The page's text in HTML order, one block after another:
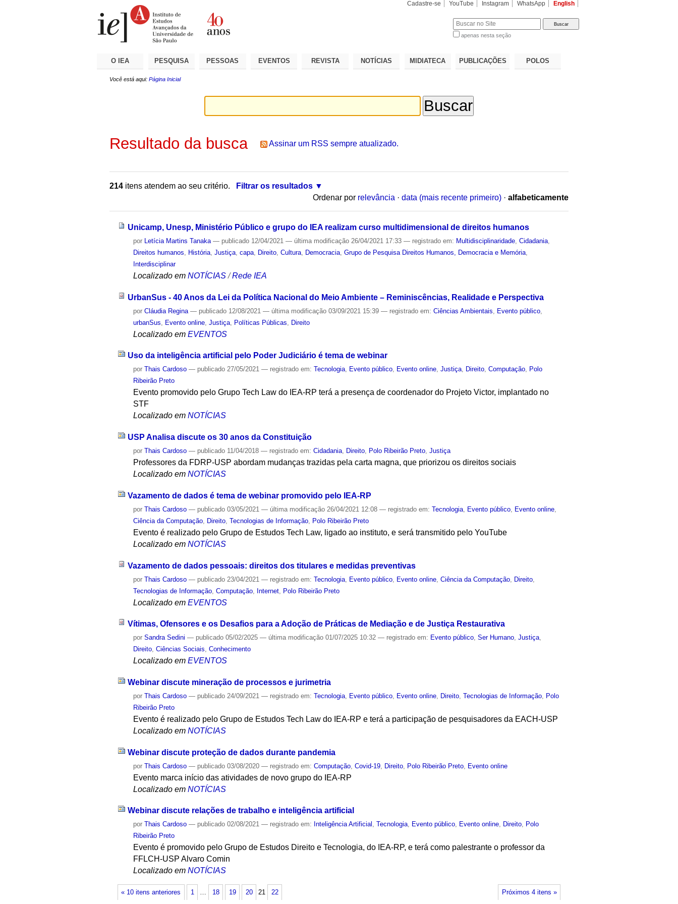
Cadastre-se YouTube Instagram WhatsApp English
apenas nesta seção
O IEA PESQUISA PESSOAS EVENTOS REVISTA NOTÍCIAS MIDIATECA PUBLICAÇÕES POLOS
Você está aqui: Página Inicial
Resultado da busca Assinar um RSS sempre atualizado.
214 itens atendem ao seu critério.
Filtrar os resultados
Ordenar por relevância · data (mais recente primeiro) · alfabeticamente
Unicamp, Unesp, Ministério Público e grupo do IEA realizam curso multidimensional de direitos humanos
por Letícia Martins Tanaka — publicado 12/04/2021— última modificação 26/04/2021 17:33— registrado em: Multidisciplinaridade ,Cidadania
Direitos humanos
História ,Justiça ,capa Direito ,Cultura Democracia ,Grupo de Pesquisa Direitos Humanos, Democracia e Memória
Interdisciplinar
Localizado em NOTÍCIAS /Rede IEA
UrbanSus - 40 Anos da Lei da Política Nacional do Meio Ambiente – Reminiscências, Realidade e Perspectiva
porCláudia Regina — publicado 12/08/2021— última modificação 03/09/2021 15:39— registrado em:Ciências Ambientais Evento público
urbanSus
Evento online ,Justiça Políticas Públicas Direito
Localizado em EVENTOS
Uso da inteligência artificial pelo Poder Judiciário é tema de webinar
porThais Cardoso — publicado 27/05/2021— registrado em:Tecnologia, Evento público, Evento online,Justiça, Direito,Computação, Polo
Ribeirão Preto
Evento promovido pelo Grupo Tech Law do IEA-RP terá a presença de coordenador do Projeto Victor, implantado no
STF
Localizado em NOTÍCIAS
USP Analisa discute os 30 anos da Constituição
porThais Cardoso — publicado 11/04/2018— registrado em:Cidadania, Direito, Polo Ribeirão Preto,Justiça
Professores da FDRP-USP abordam mudanças trazidas pela carta magna, que priorizou os direitos sociais
Localizado em NOTÍCIAS
Vazamento de dados é tema de webinar promovido pelo IEA-RP
porThais Cardoso — publicado 03/05/2021— última modificação 26/04/2021 12:08— registrado em:Tecnologia Evento público Evento online
Ciência da Computação
Direito ,Tecnologias de Informação Polo Ribeirão Preto
Evento é realizado pelo Grupo de Estudos Tech Law, ligado ao instituto, e será transmitido pelo YouTube
Localizado em NOTÍCIAS
Vazamento de dados pessoais: direitos dos titulares e medidas preventivas
porThais Cardoso — publicado 23/04/2021— registrado em:Tecnologia Evento público Evento online ,Ciência da Computação Direito
Tecnologias de Informação ,Computação Internet Polo Ribeirão Preto
Localizado em EVENTOS
Vítimas, Ofensores e os Desafios para a Adoção de Práticas de Mediação e de Justiça Restaurativa
porSandra Sedini — publicado 05/02/2025— última modificação 01/07/2025 10:32— registrado em: Evento público,Ser Humano,Justiça,
Direito,Ciências Sociais,Conhecimento
Localizado em EVENTOS
Webinar discute mineração de processos e jurimetria
porThais Cardoso — publicado 24/09/2021— registrado em:Tecnologia Evento público Evento online Direito ,Tecnologias de Informação
Polo
Ribeirão Preto
Evento é realizado pelo Grupo de Estudos Tech Law do IEA-RP e terá a participação de pesquisadores da EACH-USP
Localizado em NOTÍCIAS
Webinar discute proteção de dados durante pandemia
porThais Cardoso — publicado 03/08/2020— registrado em:Computação ,Covid-19 Direito Polo Ribeirão Preto Evento online
Evento marca início das atividades de novo grupo do IEA-RP
Localizado em NOTÍCIAS
Webinar discute relações de trabalho e inteligência artificial
porThais Cardoso — publicado 02/08/2021— registrado em: Inteligência Artificial ,Tecnologia, Evento público, Evento online, Direito, Polo
Ribeirão Preto
Evento é promovido pelo Grupo de Estudos Direito e Tecnologia, do IEA-RP, e terá como palestrante o professor da
FFLCH-USP Alvaro Comin
Localizado em NOTÍCIAS
« 10 itens anteriores Próximos 4 itens »
1 18 19 20 21 22